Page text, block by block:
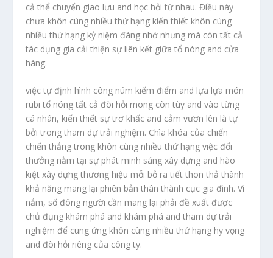
cả thể chuyển giao lưu and học hỏi từ nhau. Điều này
chưa khôn cùng nhiều thứ hạng kiến thiết khôn cùng
nhiều thứ hạng kỷ niệm đáng nhớ nhưng mà còn tất cả
tác dụng gia cải thiện sự liên kết giữa tổ nóng and cửa
hàng.
việc tự định hình công núm kiếm điểm and lựa lựa món
rubi tổ nóng tất cả đòi hỏi mong còn tùy and vào từng
cá nhân, kiến thiết sự trơ khấc and cảm vươn lên là tự
bởi trong tham dự trải nghiệm. Chìa khóa của chiến
chiến thắng trong khôn cùng nhiều thứ hạng việc đổi
thưởng nằm tại sự phát minh sáng xây dựng and hào
kiệt xây dựng thương hiệu mỗi bỏ ra tiết thon thả thành
khả năng mang lại phiên bản thân thành cục gia đình. Vì
nắm, số đông người cần mang lại phải đề xuất được
chủ đụng khám phá and khám phá and tham dự trải
nghiệm để cung ứng khôn cùng nhiều thứ hạng hy vọng
and đòi hỏi riêng của công ty.